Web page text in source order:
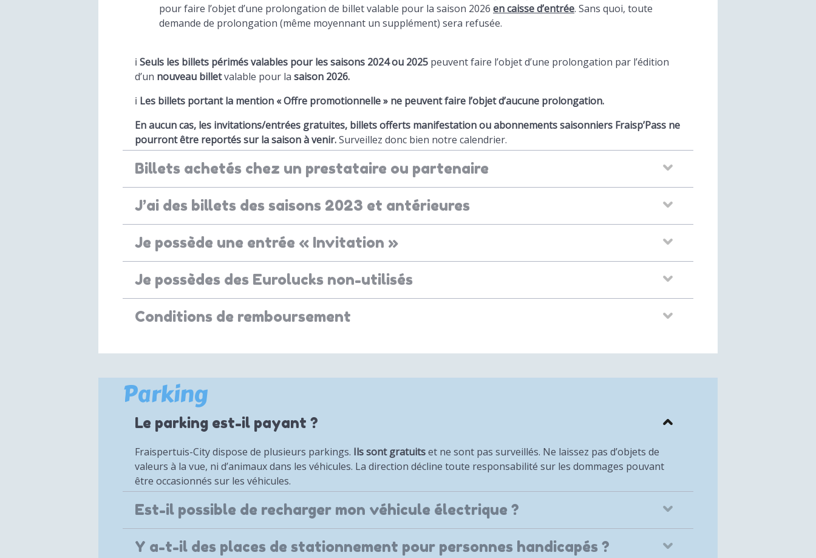
pour faire l’objet d’une prolongation de billet valable pour la saison 2026 en caisse d’entrée. Sans quoi, toute
demande de prolongation (même moyennant un supplément) sera refusée.
ℹ️ Seuls les billets périmés valables pour les saisons 2024 ou 2025 peuvent faire l’objet d’une prolongation par l’édition
d’un nouveau billetvalable pour la saison 2026.
ℹ️ Les billets portant la mention « Offre promotionnelle » ne peuvent faire l’objet d’aucune prolongation.
En aucun cas, les invitations/entrées gratuites, billets offerts manifestation ou abonnements saisonniers Fraisp’Pass ne
pourront être reportés sur la saison à venir.Surveillez donc bien notre calendrier.
Billets achetés chez un prestataire ou partenaire
J’ai des billets des saisons 2023 et antérieures
Je possède une entrée « Invitation »
Je possèdes des Eurolucks non-utilisés
Conditions de remboursement
Parking
Le parking est-il payant ?
Fraispertuis-City dispose de plusieurs parkings. Ils sont gratuitset ne sont pas surveillés. Ne laissez pas d’objets de
valeurs à la vue, ni d’animaux dans les véhicules. La direction décline toute responsabilité sur les dommages pouvant
être occasionnés sur les véhicules.
Est-il possible de recharger mon véhicule électrique ?
Y a-t-il des places de stationnement pour personnes handicapés ?